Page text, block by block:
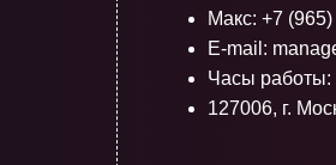
Макс: +7
E-mail:
Часы работы:
127006, г.